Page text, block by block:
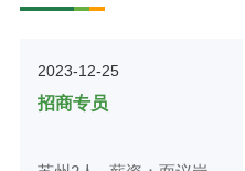
2023-12-25
招商专员